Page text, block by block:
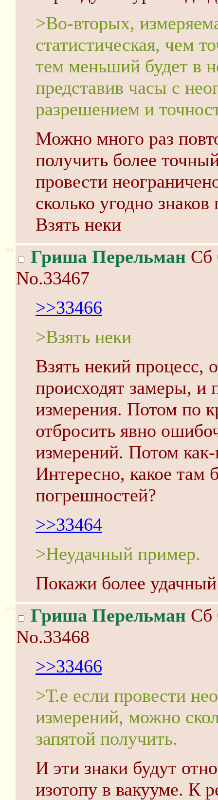
>Во-вторых,
статистическая, чем
тем меньший будет в
представив часы с
разрешением и
Можно много раз
получить более
провести
сколько угодно
Взять неки
>> Гриша Перельман Сб
No.33467
>>33466
>Взять неки
Взять некий процесс,
происходят замеры, и
измерения. Потом по
отбросить явно
измерений. Потом
Интересно, какое там
погрешностей?
>>33464
>Неудачный пример.
Покажи более
>> Гриша Перельман Сб
No.33468
>>33466
>Т.е если провести
измерений, можно
запятой получить.
И эти знаки будут
изотопу в вакууме. К